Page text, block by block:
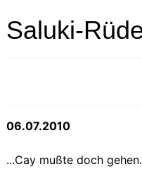
Saluki-
06.07.2010
...Cay mußte doch